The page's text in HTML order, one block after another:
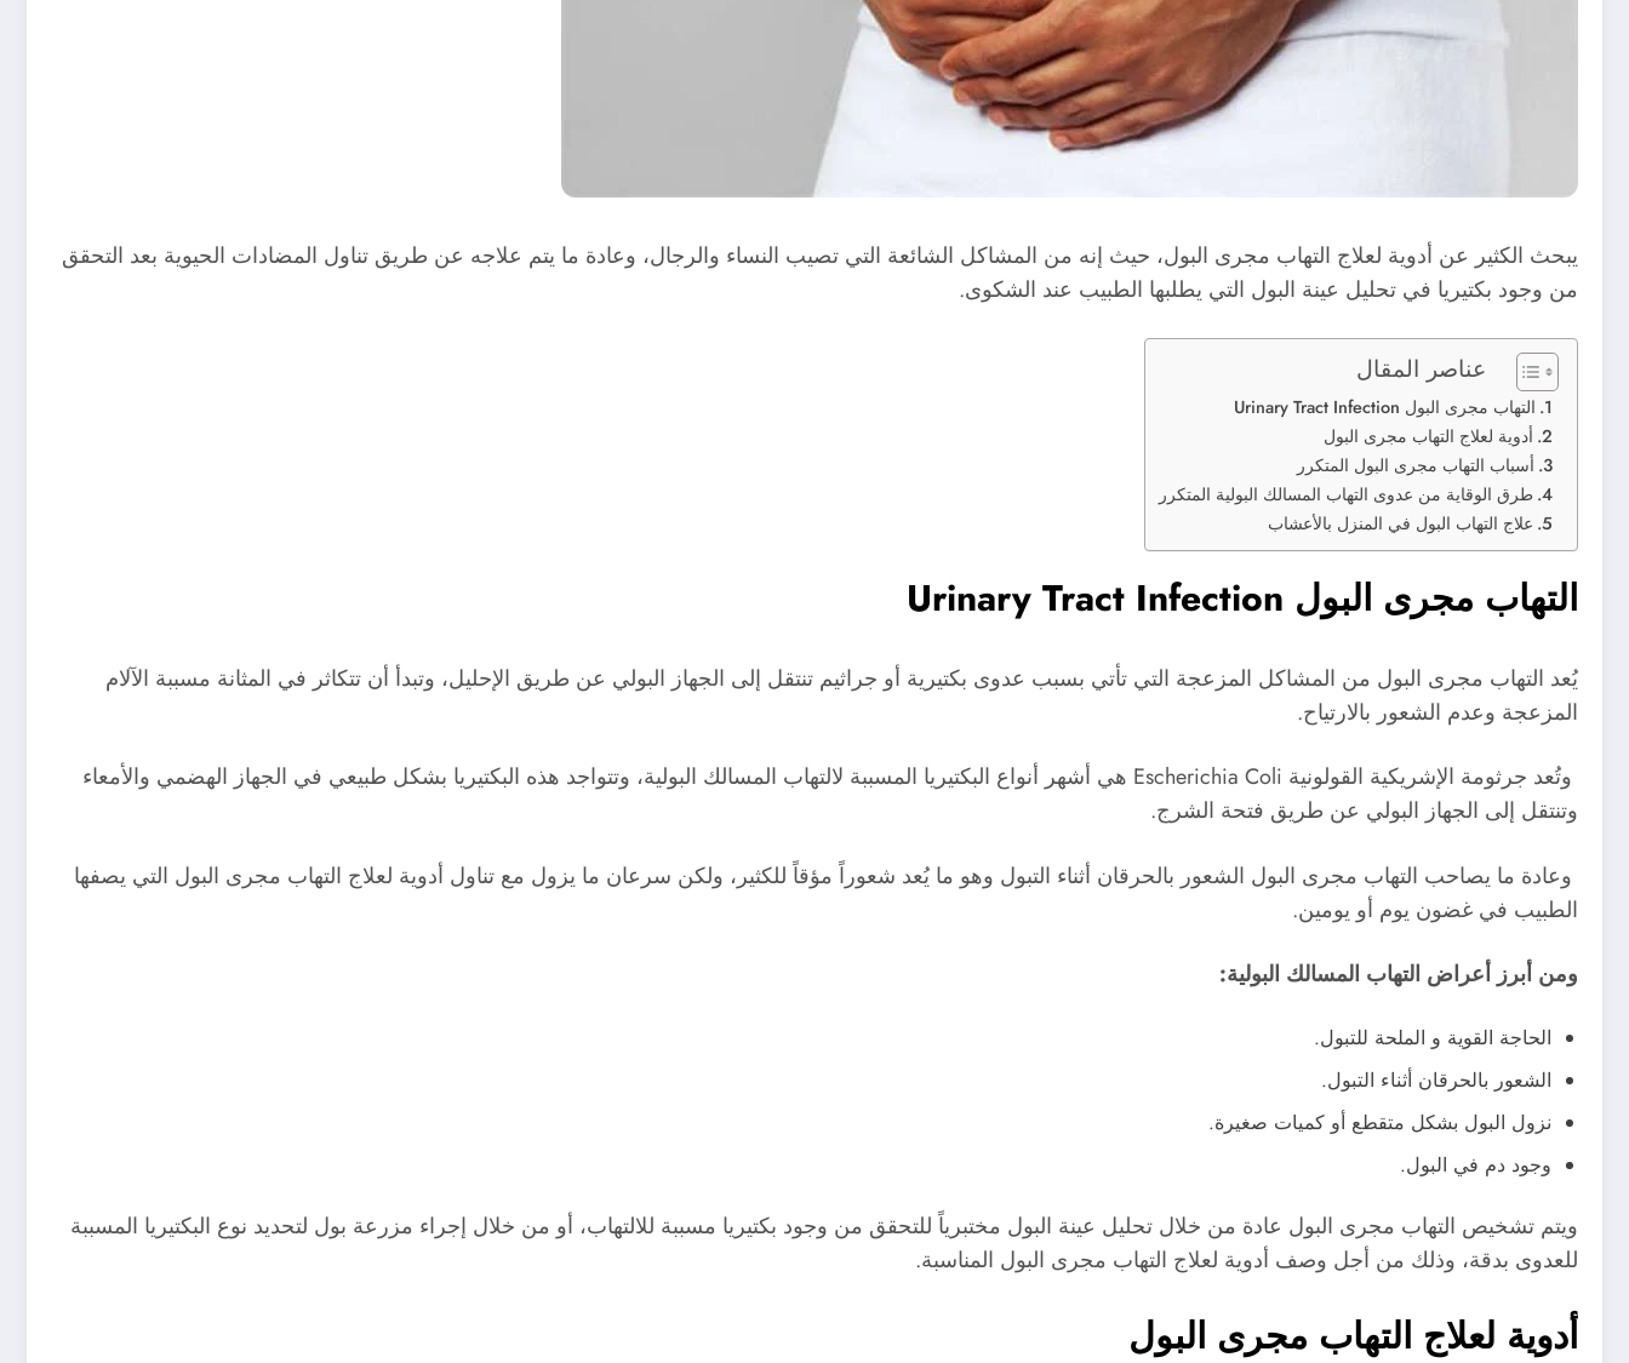
يبحث الكثير عن أدوية لعلاج التهاب مجرى البول، حيث إنه من المشاكل الشائعة التي تصيب النساء والرجال، وعادة ما يتم علاجه عن طريق تناول المضادات الحيوية بعد التحقق
من وجود بكتيريا في تحليل عينة البول التي يطلبها الطبيب عند الشكوى.
عناصر المقال
التهاب مجرى البول Urinary Tract Infection
أدوية لعلاج التهاب مجرى البول
أسباب التهاب مجرى البول المتكرر
طرق الوقاية من عدوى التهاب المسالك البولية المتكرر
علاج التهاب البول في المنزل بالأعشاب
التهاب مجرى البول Urinary Tract Infection
يُعد التهاب مجرى البول من المشاكل المزعجة التي تأتي بسبب عدوى بكتيرية أو جراثيم تنتقل إلى الجهاز البولي عن طريق الإحليل، وتبدأ أن تتكاثر في المثانة مسببة الآلام
المزعجة وعدم الشعور بالارتياح.
وتُعد جرثومة الإشريكية القولونية Escherichia Coli هي أشهر أنواع البكتيريا المسببة لالتهاب المسالك البولية، وتتواجد هذه البكتيريا بشكل طبيعي في الجهاز الهضمي والأمعاء
وتنتقل إلى الجهاز البولي عن طريق فتحة الشرج.
وعادة ما يصاحب التهاب مجرى البول الشعور بالحرقان أثناء التبول وهو ما يُعد شعوراً مؤقاً للكثير، ولكن سرعان ما يزول مع تناول أدوية لعلاج التهاب مجرى البول التي يصفها
الطبيب في غضون يوم أو يومين.
ومن أبرز أعراض التهاب المسالك البولية:
الحاجة القوية و الملحة للتبول.
الشعور بالحرقان أثناء التبول.
نزول البول بشكل متقطع أو كميات صغيرة.
وجود دم في البول.
ويتم تشخيص التهاب مجرى البول عادة من خلال تحليل عينة البول مختبرياً للتحقق من وجود بكتيريا مسببة للالتهاب، أو من خلال إجراء مزرعة بول لتحديد نوع البكتيريا المسببة
للعدوى بدقة، وذلك من أجل وصف أدوية لعلاج التهاب مجرى البول المناسبة.
أدوية لعلاج التهاب مجرى البول